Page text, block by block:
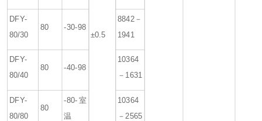
±0.5
DFY-
80/30
80 -30-98
8842－
1941
DFY-
80/40
80 -40-98
10364
－1631
DFY-
80/80
80
-80-室
温
10364
－2565